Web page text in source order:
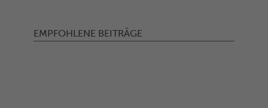
EMPFOHLENE BEITRÄGE